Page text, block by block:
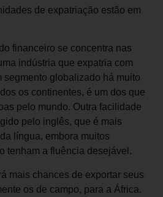
de expatriação estão em
financeiro se concentra nas
indústria que expatria com
segmento globalizado há muito
os continentes, é um dos que
pelo mundo. Outra facilidade
pelo inglês, que é mais
língua, embora muitos
tenham a fluência desejável.
mais chances de exportar seus
os de campo, para a África.